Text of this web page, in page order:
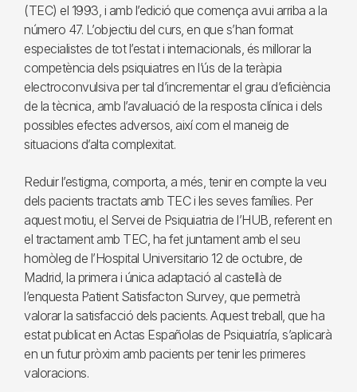
(TEC) el 1993, i amb l’edició que comença avui arriba a la
número 47. L’objectiu del curs, en que s’han format
especialistes de tot l’estat i internacionals, és millorar la
competència dels psiquiatres en l’ús de la teràpia
electroconvulsiva per tal d’incrementar el grau d’eficiència
de la tècnica, amb l’avaluació de la resposta clínica i dels
possibles efectes adversos, així com el maneig de
situacions d’alta complexitat.
Reduir l’estigma, comporta, a més, tenir en compte la veu
dels pacients tractats amb TEC i les seves famílies. Per
aquest motiu, el Servei de Psiquiatria de l’HUB, referent en
el tractament amb TEC, ha fet juntament amb el seu
homòleg de l’Hospital Universitario 12 de octubre, de
Madrid, la primera i única adaptació al castellà de
l’enquesta Patient Satisfacton Survey, que permetrà
valorar la satisfacció dels pacients. Aquest treball, que ha
estat publicat en Actas Españolas de Psiquiatría, s’aplicarà
en un futur pròxim amb pacients per tenir les primeres
valoracions.